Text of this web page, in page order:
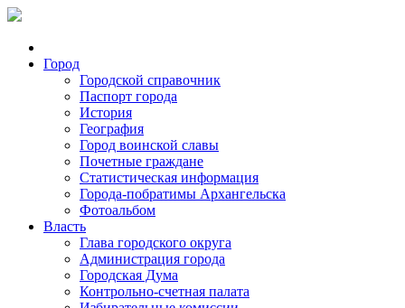
Город
Городской справочник
Паспорт города
История
География
Город воинской славы
Почетные граждане
Статистическая информация
Города-побратимы Архангельска
Фотоальбом
Власть
Глава городского округа
Администрация города
Городская Дума
Контрольно-счетная палата